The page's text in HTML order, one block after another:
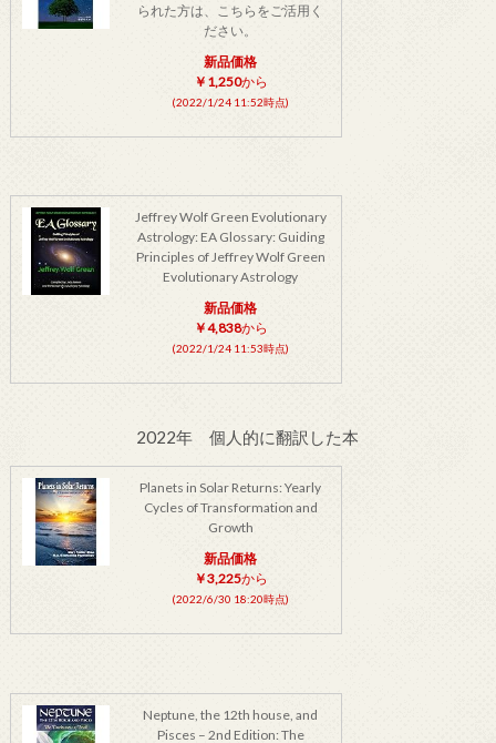
られた方は、こちらをご活用く
ださい。
新品価格
￥1,250から
(2022/1/24 11:52時点)
Jeffrey Wolf Green Evolutionary
Astrology: EA Glossary: Guiding
Principles of Jeffrey Wolf Green
Evolutionary Astrology
新品価格
￥4,838から
(2022/1/24 11:53時点)
2022年 個人的に翻訳した本
Planets in Solar Returns: Yearly
Cycles of Transformation and
Growth
新品価格
￥3,225から
(2022/6/30 18:20時点)
Neptune, the 12th house, and
Pisces – 2nd Edition: The